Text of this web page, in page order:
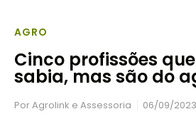
AGRO
Cinco profissões
sabia, mas são do
PorAgrolink e Assessoria 06/09/2023